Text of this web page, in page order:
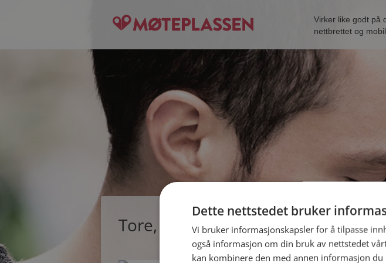
Virker like godt på
nettbrettet og
Tore, single mann fra Hå
Dette nettstedet bruker
Vi bruker informasjonskapsler for å tilpasse
også informasjon om din bruk av nettstedet
kan kombinere den med annen informasjon